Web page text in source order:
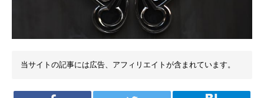
当サイトの記事には広告、アフィリエイトが含まれています。